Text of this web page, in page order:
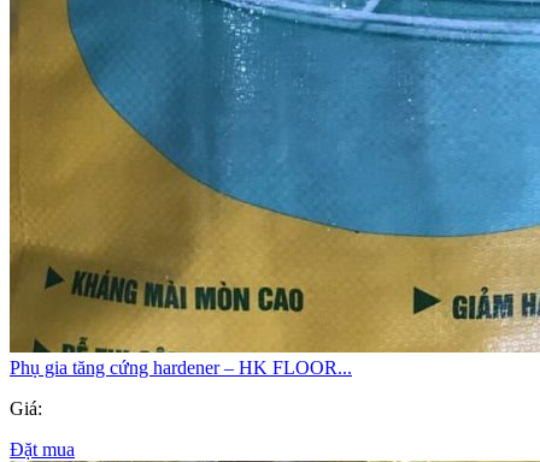
Phụ gia tăng cứng hardener – HK FLOOR...
Giá:
Đặt mua